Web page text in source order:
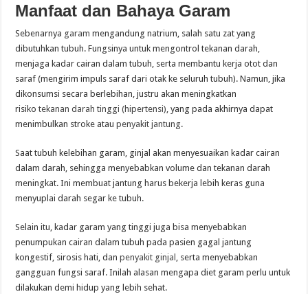
Manfaat dan Bahaya Garam
Sebenarnya garam mengandung natrium, salah satu zat yang
dibutuhkan tubuh. Fungsinya untuk mengontrol tekanan darah,
menjaga kadar cairan dalam tubuh, serta membantu kerja otot dan
saraf (mengirim impuls saraf dari otak ke seluruh tubuh). Namun, jika
dikonsumsi secara berlebihan, justru akan meningkatkan
risikotekanan darah tinggi (hipertensi), yang pada akhirnya dapat
menimbulkan stroke ataupenyakit jantung.
Saat tubuh kelebihan garam, ginjal akan menyesuaikan kadar cairan
dalam darah, sehingga menyebabkan volume dan tekanan darah
meningkat. Ini membuat jantung harus bekerja lebih keras guna
menyuplai darah segar ke tubuh.
Selain itu, kadar garam yang tinggi juga bisa menyebabkan
penumpukan cairan dalam tubuh pada pasien gagal jantung
kongestif, sirosis hati, danpenyakit ginjal , serta menyebabkan
gangguan fungsi saraf. Inilah alasan mengapa diet garam perlu untuk
dilakukan demi hidup yang lebih sehat.